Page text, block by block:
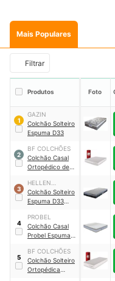
Mais Populares
Filtrar
Produtos Foto
1
GAZIN
Colchão Solteiro
Espuma D33
2
BF COLCHÕES
Colchão Casal
Ortopédico de
Vácuo｜304940
3
HELLEN
ESTOFADOS
Colchão Solteiro
Espuma D33
Millenium
4
PROBEL
Colchão Casal
Probel Espuma
5
BF COLCHÕES
Colchão Solteiro
Ortopédica